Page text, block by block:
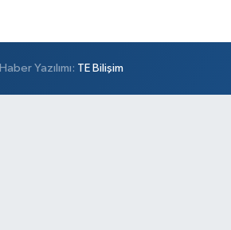
Haber Yazılımı: TE Bilişim